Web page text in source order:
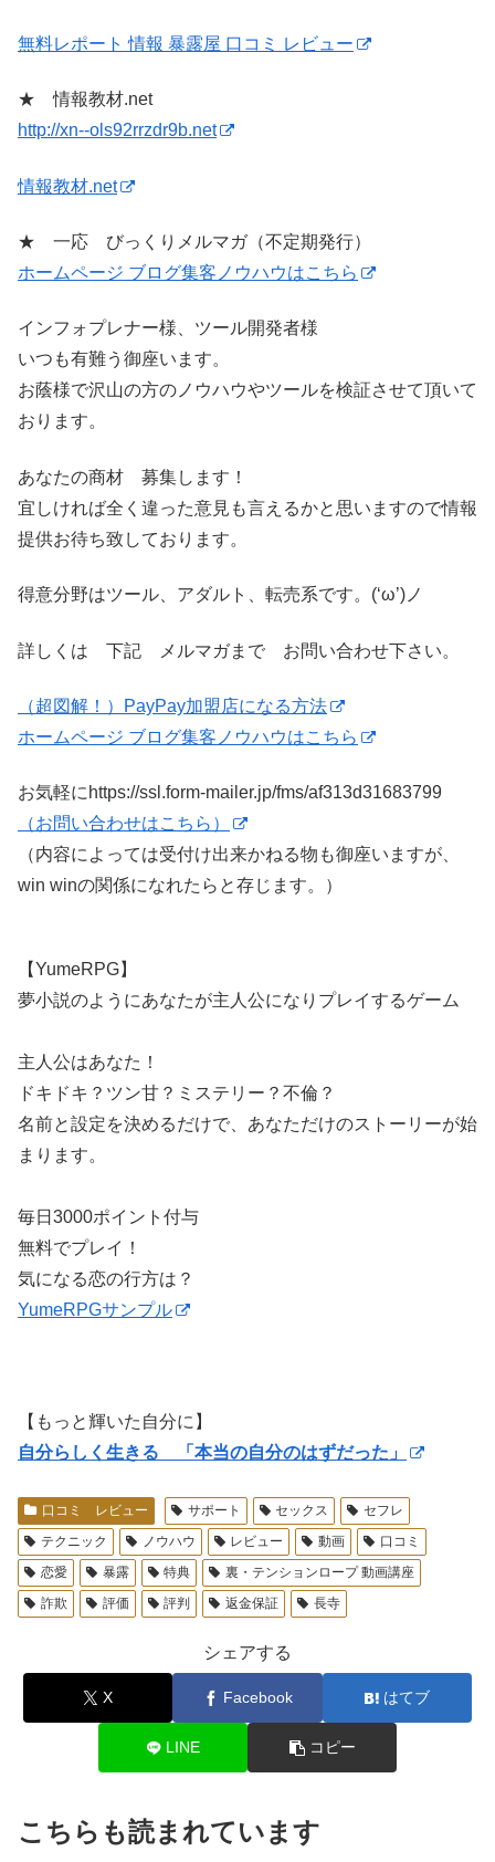
無料レポート 情報 暴露屋 口コミ レビュー
★ 情報教材.net
http://xn--ols92rrzdr9b.net
情報教材.net
★ 一応 びっくりメルマガ（不定期発行）
ホームページ ブログ集客ノウハウはこちら
インフォプレナー様、ツール開発者様
いつも有難う御座います。
お蔭様で沢山の方のノウハウやツールを検証させて頂いて
おります。
あなたの商材 募集します！
宜しければ全く違った意見も言えるかと思いますので情報
提供お待ち致しております。
得意分野はツール、アダルト、転売系です。(‘ω’)ノ
詳しくは 下記 メルマガまで お問い合わせ下さい。
（超図解！）PayPay加盟店になる方法
ホームページ ブログ集客ノウハウはこちら
お気軽にhttps://ssl.form-mailer.jp/fms/af313d31683799
（お問い合わせはこちら）
（内容によっては受付け出来かねる物も御座いますが、
win winの関係になれたらと存じます。）
【YumeRPG】
夢小説のようにあなたが主人公になりプレイするゲーム
主人公はあなた！
ドキドキ？ツン甘？ミステリー？不倫？
名前と設定を決めるだけで、あなただけのストーリーが始
まります。
毎日3000ポイント付与
無料でプレイ！
気になる恋の行方は？
YumeRPGサンプル
【もっと輝いた自分に】
自分らしく生きる 「本当の自分のはずだった」
口コミ レビュー サポート セックス
セフレ
テクニック
ノウハウ レビュー 動画
口コミ
恋愛
暴露 特典
裏・テンションロープ 動画講座
詐欺
評価 評判 返金保証 長寺
シェアする
X Facebook はてブ
LINE コピー
こちらも読まれています